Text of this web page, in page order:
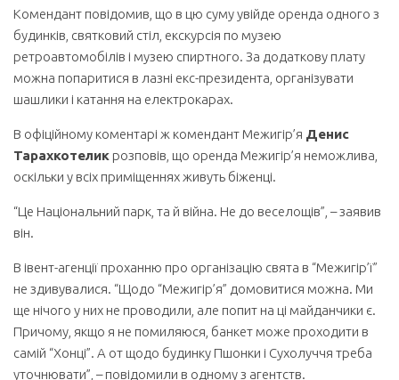
Комендант повідомив, що в цю суму увійде оренда одного з
будинків, святковий стіл, екскурсія по музею
ретроавтомобілів і музею спиртного. За додаткову плату
можна попаритися в лазні екс-президента, організувати
шашлики і катання на електрокарах.
В офіційному коментарі ж комендант Межигір’я Денис
Тарахкотелик розповів, що оренда Межигір’я неможлива,
оскільки у всіх приміщеннях живуть біженці.
“Це Національний парк, та й війна. Не до веселощів”, – заявив
він.
В івент-агенції проханню про організацію свята в “Межигір’ї”
не здивувалися. “Щодо “Межигір’я” домовитися можна. Ми
ще нічого у них не проводили, але попит на ці майданчики є.
Причому, якщо я не помиляюся, банкет може проходити в
самій “Хонці”. А от щодо будинку Пшонки і Сухолуччя треба
уточнювати”, – повідомили в одному з агентств.